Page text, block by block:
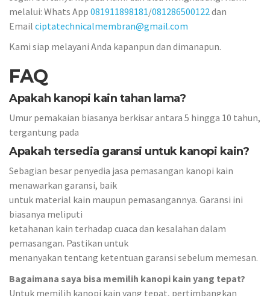
melalui: Whats App 081911898181/081286500122 dan
Email ciptatechnicalmembran@gmail.com
Kami siap melayani Anda kapanpun dan dimanapun.
FAQ
Apakah kanopi kain tahan lama?
Umur pemakaian biasanya berkisar antara 5 hingga 10 tahun,
tergantung pada
Apakah tersedia garansi untuk kanopi kain?
Sebagian besar penyedia jasa pemasangan kanopi kain
menawarkan garansi, baik
untuk material kain maupun pemasangannya. Garansi ini
biasanya meliputi
ketahanan kain terhadap cuaca dan kesalahan dalam
pemasangan. Pastikan untuk
menanyakan tentang ketentuan garansi sebelum memesan.
Bagaimana saya bisa memilih kanopi kain yang tepat?
Untuk memilih kanopi kain yang tepat, pertimbangkan